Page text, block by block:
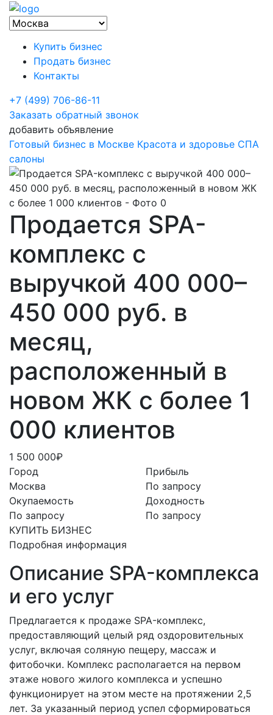
Купить бизнес
Продать бизнес
Контакты
+7 (499) 706-86-11
Заказать обратный звонок
добавить объявление
Готовый бизнес в Москве Красота и здоровье СПА
салоны
Продается SPA-
комплекс с
выручкой 400 000–
450 000 руб. в
месяц,
расположенный в
новом ЖК с более 1
000 клиентов
1 500 000₽
Город
Москва
Окупаемость
По запросу
КУПИТЬ БИЗНЕС
Прибыль
По запросу
Доходность
По запросу
Подробная информация
Описание SPA-комплекса
и его услуг
Предлагается к продаже SPA-комплекс,
предоставляющий целый ряд оздоровительных
услуг, включая соляную пещеру, массаж и
фитобочки. Комплекс располагается на первом
этаже нового жилого комплекса и успешно
функционирует на этом месте на протяжении 2,5
лет. За указанный период успел сформироваться